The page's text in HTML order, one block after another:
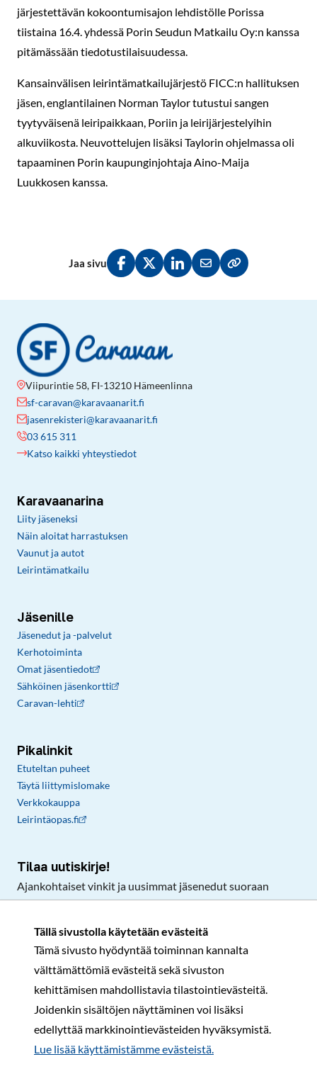
Tällä sivustolla käytetään evästeitä
Tämä sivusto hyödyntää toiminnan kannalta
välttämättömiä evästeitä sekä sivuston
kehittämisen mahdollistavia tilastointievästeitä.
Joidenkin sisältöjen näyttäminen voi lisäksi
edellyttää markkinointievästeiden hyväksymistä.
Lue lisää käyttämistämme evästeistä.​​​​​​
järjestettävän kokoontumisajon lehdistölle Porissa
tiistaina 16.4. yhdessä Porin Seudun Matkailu Oy:n kanssa
pitämässään tiedotustilaisuudessa.
Kansainvälisen leirintämatkailujärjestö FICC:n hallituksen
jäsen, englantilainen Norman Taylor tutustui sangen
tyytyväisenä leiripaikkaan, Poriin ja leirijärjestelyihin
alkuviikosta. Neuvottelujen lisäksi Taylorin ohjelmassa oli
tapaaminen Porin kaupunginjohtaja Aino-Maija
Luukkosen kanssa.
Jaa sivu
Jaa Facebookissa
Jaa Twitterissä
Jaa LinkedInissä
Jaa sähköpostitse
Kopioi linkki
Viipurintie 58, FI-13210 Hämeenlinna
sf-caravan@karavaanarit.fi
jasenrekisteri@karavaanarit.fi
03 615 311
Katso kaikki yhteystiedot
Karavaanarina
Liity jäseneksi
Näin aloitat harrastuksen
Vaunut ja autot
Leirintämatkailu
Jäsenille
Jäsenedut ja -palvelut
Kerhotoiminta
Omat jäsentiedot
Sähköinen jäsenkortti
Caravan-lehti
Pikalinkit
Etuteltan puheet
Täytä liittymislomake
Verkkokauppa
Leirintäopas.fi
Tilaa uutiskirje!
Ajankohtaiset vinkit ja uusimmat jäsenedut suoraan
Rekisteri- ja tietosuojaselosteSopimusehdot